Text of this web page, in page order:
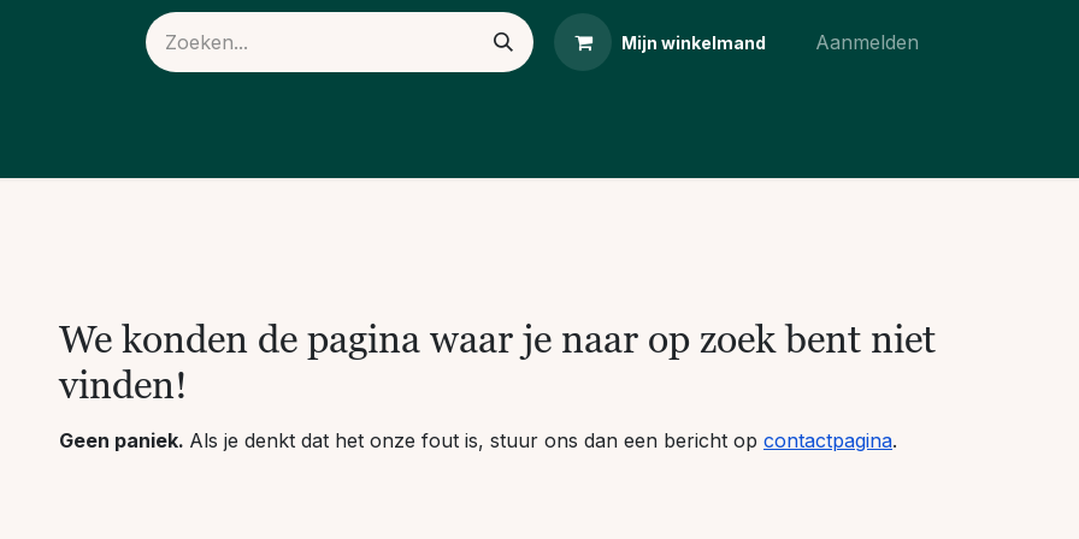
Mijn winkelmand Aanmelden
Fout 404
We konden de pagina waar je naar op zoek bent niet
vinden!
Geen paniek. Als je denkt dat het onze fout is, stuur ons dan een bericht op contactpagina.